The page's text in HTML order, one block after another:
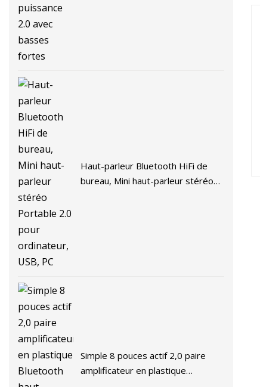
Haut-parleur Bluetooth HiFi de
bureau, Mini haut-parleur stéréo
Simple 8 pouces actif 2,0 paire
amplificateur en plastique